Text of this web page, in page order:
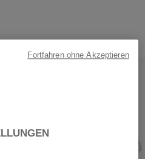
Fortfahren ohne Akzeptieren